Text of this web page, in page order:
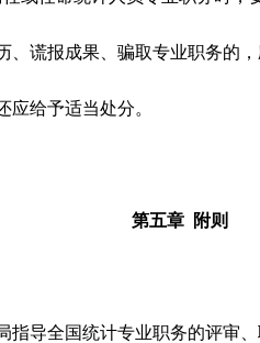
、谎报成果、骗取专业职务的
应给予适当处分。
第五章 附则
指导全国统计专业职务的评审